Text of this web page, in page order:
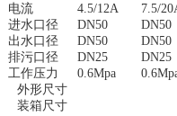
电流
4.5/12A
7.5/
进水口径
DN50
DN50
出水口径
DN50
DN50
排污口径
DN25
DN25
工作压力
0.6Mpa
外形尺寸
装箱尺寸